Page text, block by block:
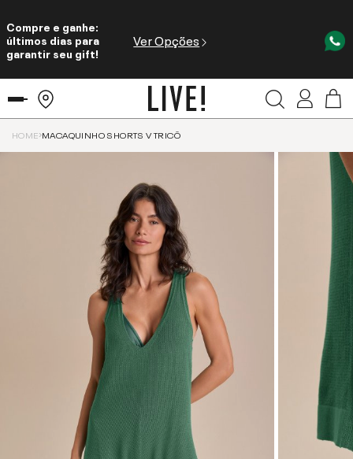
Compre e ganhe:
últimos dias para
garantir seu gift!
Ver Opções
HOME MACAQUINHO SHORTS V TRICÔ